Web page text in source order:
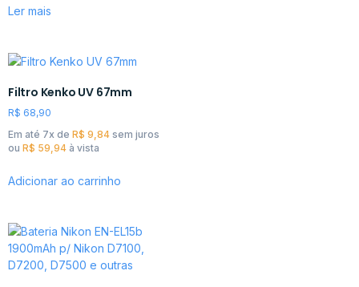
Ler mais
Filtro Kenko UV 67mm
R$ 68,90
Em até 7x de R$ 9,84 sem juros
ou R$ 59,94 à vista
Adicionar ao carrinho